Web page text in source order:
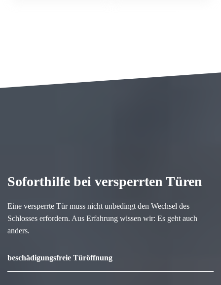
Soforthilfe bei versperrten Türen
Eine versperrte Tür muss nicht unbedingt den Wechsel des
Schlosses erfordern. Aus Erfahrung wissen wir: Es geht auch
anders.
beschädigungsfreie Türöffnung